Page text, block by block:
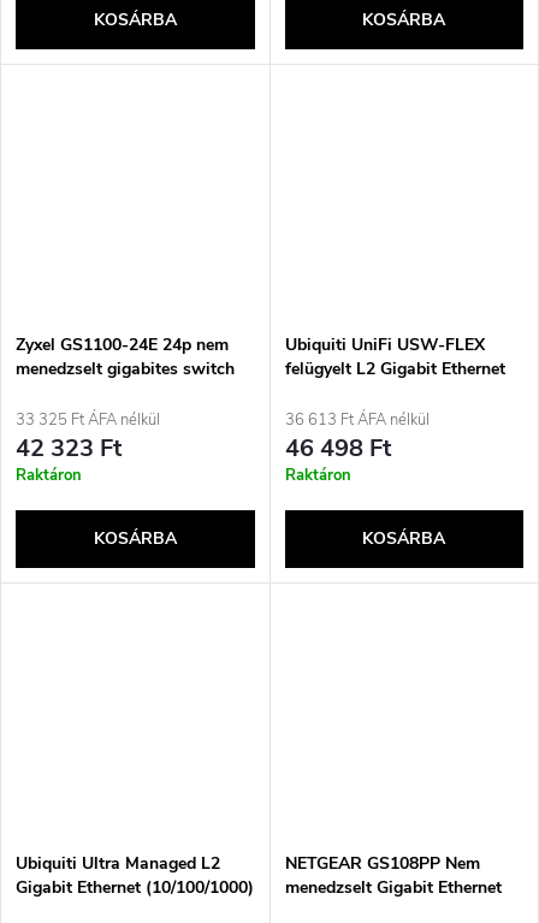
KOSÁRBA KOSÁRBA
Zyxel GS1100-24E 24p nem
menedzselt gigabites switch
33 325 Ft ÁFA nélkül
42 323 Ft
Raktáron
KOSÁRBA
Ubiquiti UniFi USW-FLEX
felügyelt L2 Gigabit Ethernet
Power over Ethernet (PoE)
Fehér
36 613 Ft ÁFA nélkül
46 498 Ft
Raktáron
KOSÁRBA
Ubiquiti Ultra Managed L2
Gigabit Ethernet (10/100/1000)
NETGEAR GS108PP Nem
menedzselt Gigabit Ethernet